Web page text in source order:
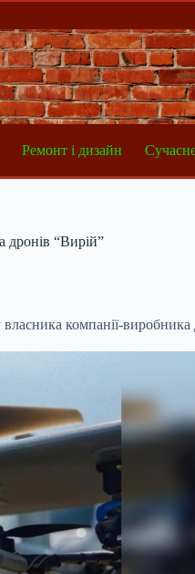
Ремонт і дизайн
дронів “Вирій”
компанії-виробника